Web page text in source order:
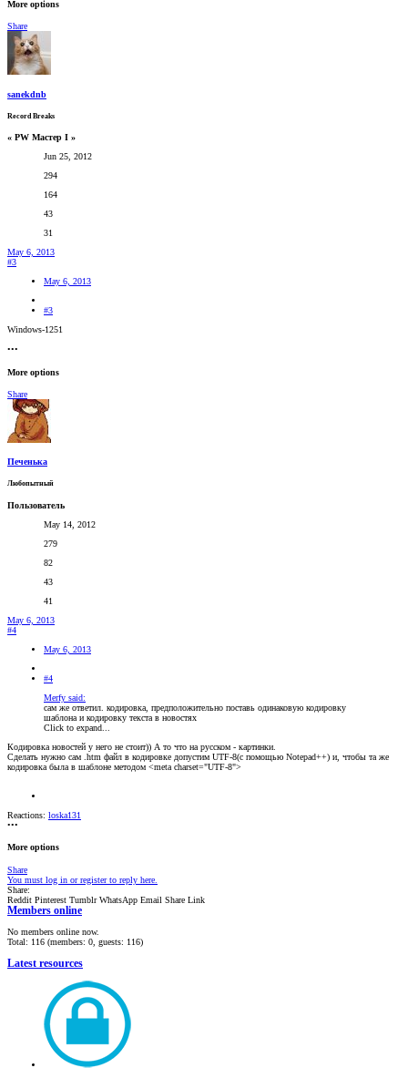
More options
Share
sanekdnb
Record Breaks
« PW Мастер I »
Jun 25, 2012
294
164
43
31
May 6, 2013
#3
May 6, 2013
#3
Windows-1251
•••
More options
Share
Печенька
Любопытный
Пользователь
May 14, 2012
279
82
43
41
May 6, 2013
#4
May 6, 2013
#4
Merfy said:
сам же ответил. кодировка, предположительно поставь одинаковую кодировку
шаблона и кодировку текста в новостях
Click to expand...
Кодировка новостей у него не стоит)) А то что на русском - картинки.
Сделать нужно сам .htm файл в кодировке допустим UTF-8(с помощью Notepad++) и, чтобы та же
кодировка была в шаблоне методом <meta charset="UTF-8">
Reactions: loska131
•••
More options
Share
You must log in or register to reply here.
Share:
Reddit Pinterest Tumblr WhatsApp Email Share Link
Members online
No members online now.
Total: 116 (members: 0, guests: 116)
Latest resources